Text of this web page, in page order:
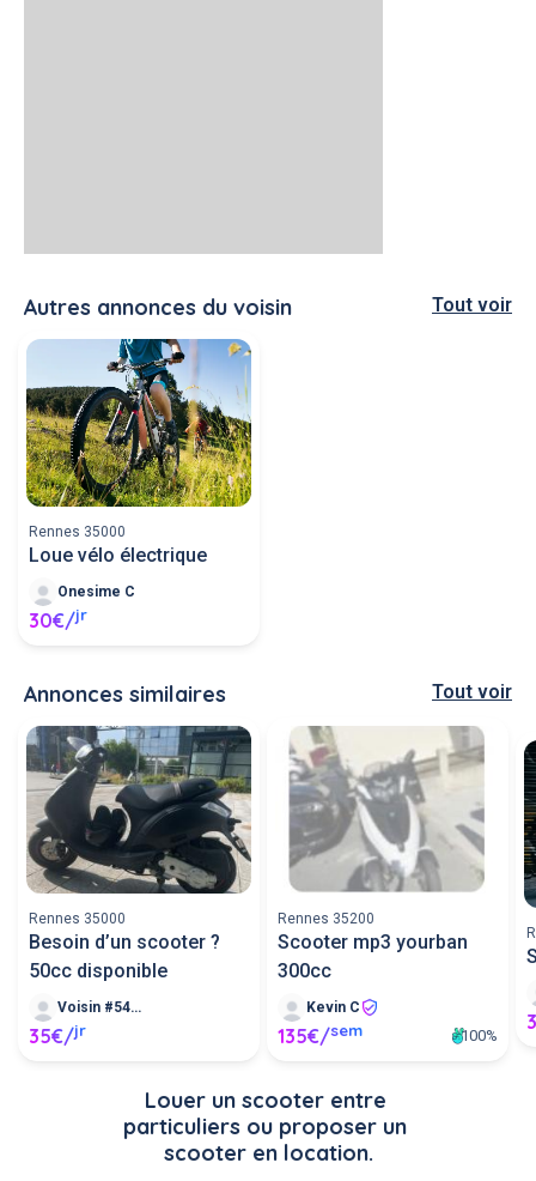
Autres annonces du voisin Tout voir
Rennes 35000
Loue vélo électrique
Onesime C
30€/jr
Annonces similaires Tout voir
Rennes 35000
Besoin d’un scooter ?
50cc disponible
Voisin #540898
35€/jr
Rennes 35200
Scooter mp3 yourban
300cc
Kevin C
135€/sem 100%
Louer un scooter entre
particuliers ou proposer un
scooter en location.